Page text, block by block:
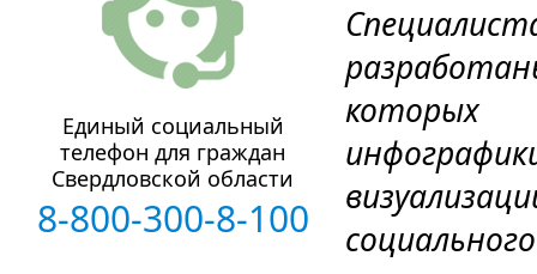
которых
Единый социальный
телефон для граждан
Свердловской области
8-800-300-8-100